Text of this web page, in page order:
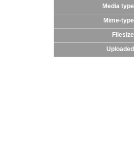
Media type
Mime-type
Filesize
Uploaded